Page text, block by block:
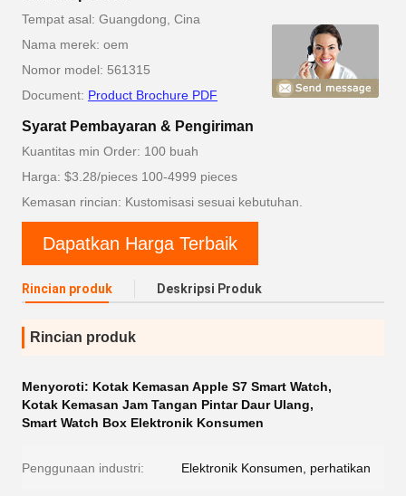
Tempat asal: Guangdong, Cina
Nama merek: oem
Nomor model: 561315
Document: Product Brochure PDF
Syarat Pembayaran & Pengiriman
Kuantitas min Order: 100 buah
Harga: $3.28/pieces 100-4999 pieces
Kemasan rincian: Kustomisasi sesuai kebutuhan.
Dapatkan Harga Terbaik
Rincian produk Deskripsi Produk
Rincian produk
Menyoroti: Kotak Kemasan Apple S7 Smart Watch,
Kotak Kemasan Jam Tangan Pintar Daur Ulang,
Smart Watch Box Elektronik Konsumen
Penggunaan industri: Elektronik Konsumen, perhatikan